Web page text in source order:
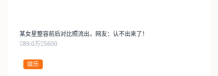
某女星整容前后对比照流出，网友：认不出来了！
89.0万 5600
娱乐